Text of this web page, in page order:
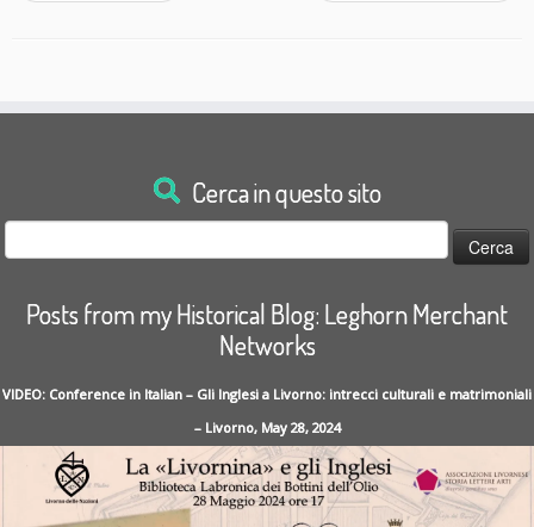
Cerca in questo sito
per:
Posts from my Historical Blog: Leghorn Merchant
Networks
VIDEO: Conference in Italian – Gli Inglesi a Livorno: intrecci culturali e matrimoniali
– Livorno, May 28, 2024